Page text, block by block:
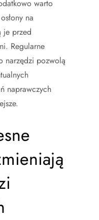
warto
na
je przed
Regularne
narzędzi pozwolą
naprawczych